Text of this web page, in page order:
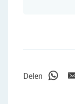
Delen